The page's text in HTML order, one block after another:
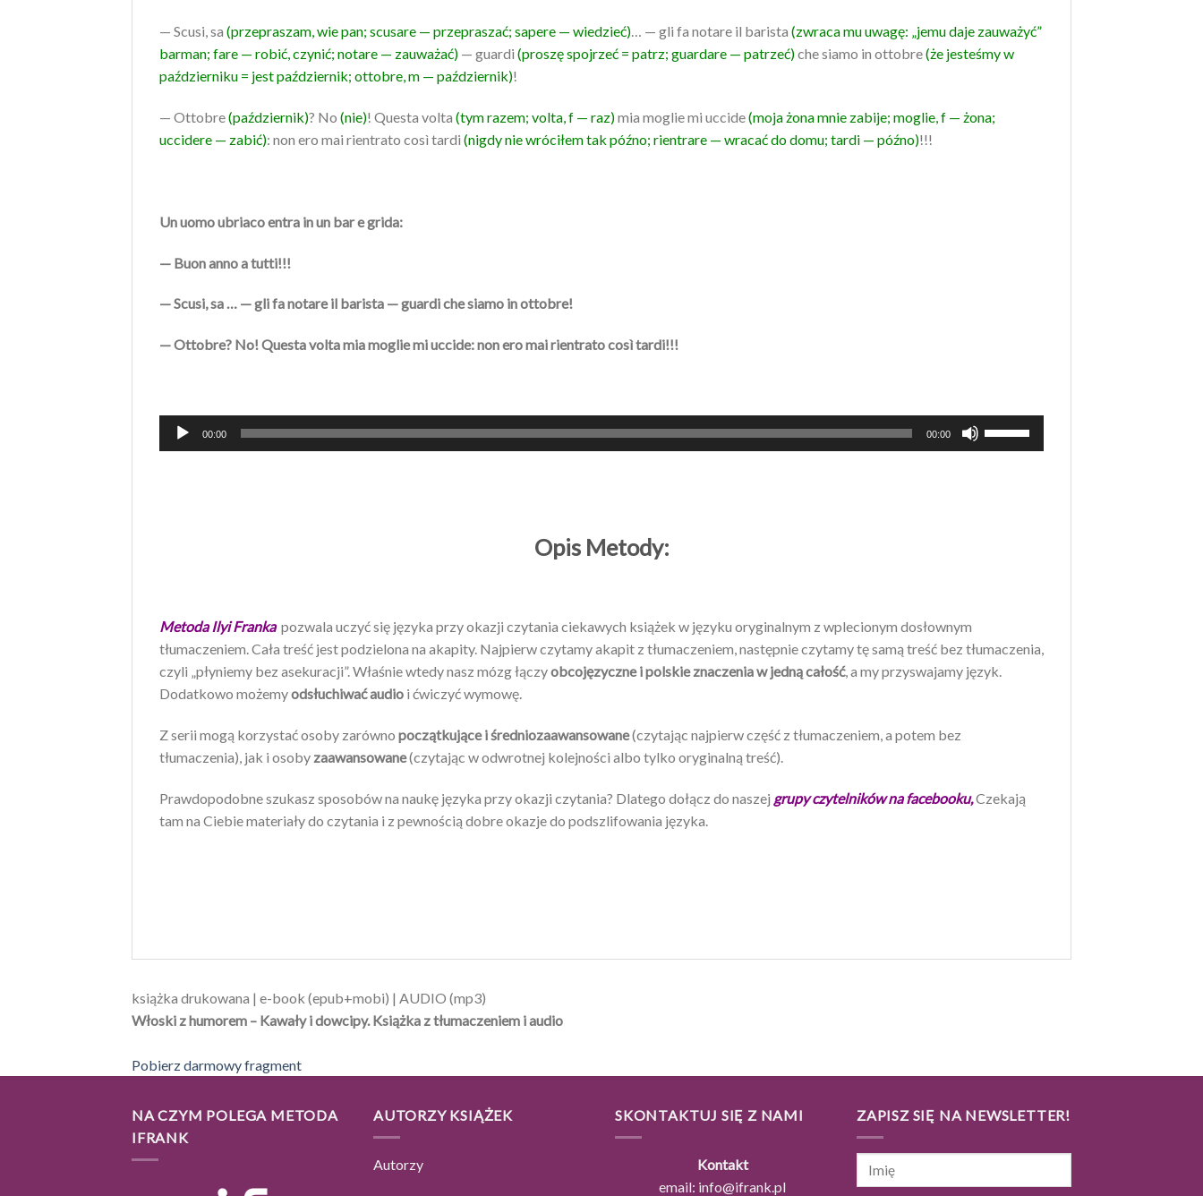
— Scusi, sa (przepraszam, wie pan; scusare — przepraszać; sapere — wiedzieć)… — gli fa notare il barista (zwraca mu uwagę: „jemu daje zauważyć”
barman; fare — robić, czynić; notare — zauważać) — guardi (proszę spojrzeć = patrz; guardare — patrzeć)che siamo in ottobre(że jesteśmy w
październiku = jest październik; ottobre, m — październik)!
— Ottobre(październik)? No (nie)! Questa volta (tym razem; volta, f — raz)mia moglie mi uccide(moja żona mnie zabije; moglie, f — żona;
uccidere — zabić): non ero mai rientrato così tardi (nigdy nie wróciłem tak późno; rientrare — wracać do domu; tardi — późno)!!!
Un uomo ubriaco entra in un bar e grida:
— Buon anno a tutti!!!
— Scusi, sa … — gli fa notare il barista — guardi che siamo in ottobre!
— Ottobre? No! Questa volta mia moglie mi uccide: non ero mai rientrato così tardi!!!
Odtwarzacz
plików
00:00 00:00
strzałek
zmniejszyć
głośność.
Opis Metody:
Metoda Ilyi Frankapozwala uczyć się języka przy okazji czytania ciekawych książek w języku oryginalnym z wplecionym dosłownym
tłumaczeniem. Cała treść jest podzielona na akapity. Najpierw czytamy akapit z tłumaczeniem, następnie czytamy tę samą treść bez tłumaczenia,
czyli „płyniemy bez asekuracji”. Właśnie wtedy nasz mózg łączyobcojęzyczne i polskie znaczenia w jedną całość, a my przyswajamy język.
Dodatkowo możemyodsłuchiwać audio i ćwiczyć wymowę.
Z serii mogą korzystać osoby zarówno początkujące i średniozaawansowane(czytając najpierw część z tłumaczeniem, a potem bez
tłumaczenia), jak i osoby zaawansowane(czytając w odwrotnej kolejności albo tylko oryginalną treść).
Prawdopodobne szukasz sposobów na naukę języka przy okazji czytania? Dlatego dołącz do naszej grupy czytelników na facebooku,Czekają
tam na Ciebie materiały do czytania i z pewnością dobre okazje do podszlifowania języka.
książka drukowana | e-book (epub+mobi) | AUDIO (mp3)
Włoski z humorem – Kawały i dowcipy. Książka z tłumaczeniem i audio
Pobierz darmowy fragment
NA CZYM POLEGA METODA
IFRANK
AUTORZY KSIĄŻEK
Autorzy
SKONTAKTUJ SIĘ Z NAMI
Kontakt
email: info@ifrank.pl
ZAPISZ SIĘ NA NEWSLETTER!